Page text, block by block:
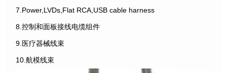
7.Power,LVDs,Flat RCA,USB cable harness
8.控制和面板接线电缆组件
9.医疗器械线束
10.航模线束